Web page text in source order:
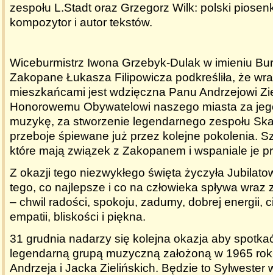
zespołu L.Stadt oraz Grzegorz Wilk: polski
kompozytor i autor tekstów.
Wiceburmistrz Iwona Grzebyk-Dulak w imieniu
Zakopane Łukasza Filipowicza podkreśliła, że
mieszkańcami jest wdzięczna Panu Andrzejowi
Honorowemu Obywatelowi naszego miasta za
muzykę, za stworzenie legendarnego zespołu
przeboje śpiewane już przez kolejne pokolenia.
które mają związek z Zakopanem i wspaniale je
Z okazji tego niezwykłego święta życzyła
tego, co najlepsze i co na człowieka spływa wraz
– chwil radości, spokoju, zadumy, dobrej energii,
empatii, bliskości i piękna.
31 grudnia nadarzy się kolejna okazja aby
legendarną grupą muzyczną założoną w 1965
Andrzeja i Jacka Zielińskich. Będzie to Sylwester